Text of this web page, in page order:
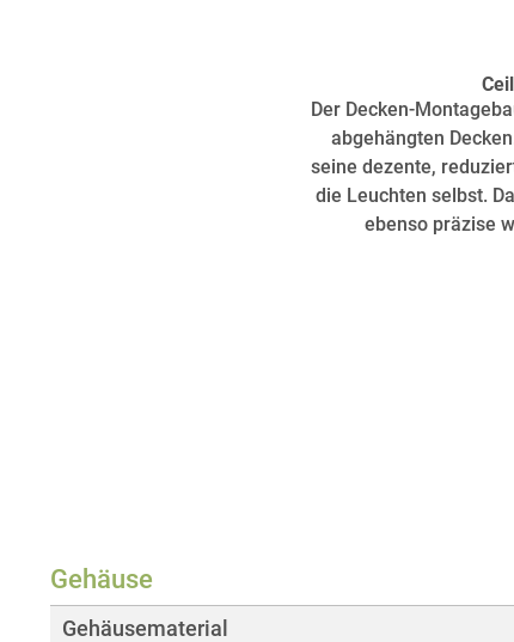
Der Decken-
abgehängten
seine dezente,
die Leuchten selbst.
ebenso präzise
Gehäuse
Gehäusematerial